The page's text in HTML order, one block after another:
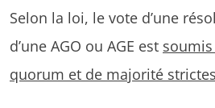
Selon la loi, le vote d’une
d’une AGO ou AGE est
quorum et de majorité strictes